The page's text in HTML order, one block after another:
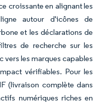
croissante en alignant les
autour d'icônes de
et les déclarations de
de recherche sur les
vers les marques capables
vérifiables. Pour les
(livraison complète dans
numériques riches en